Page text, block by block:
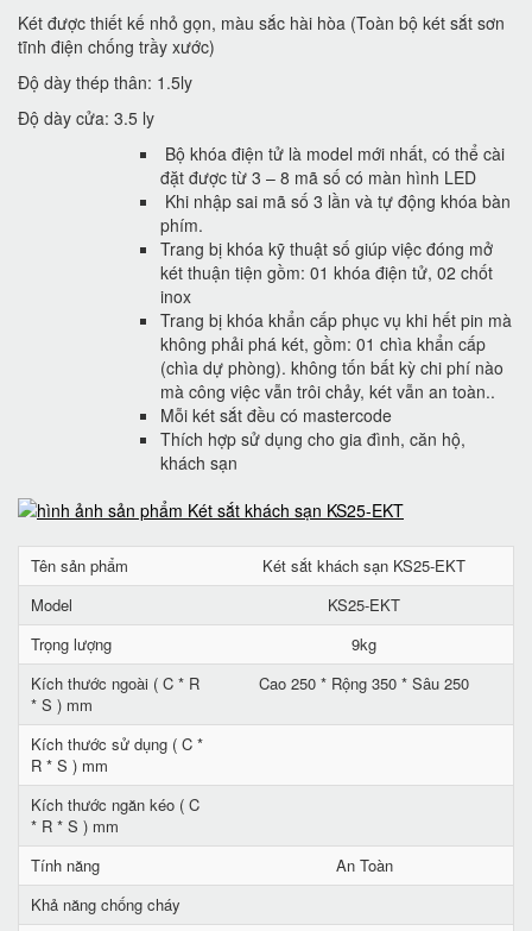
Két được thiết kế nhỏ gọn, màu sắc hài hòa (Toàn bộ két sắt sơn
tĩnh điện chống trầy xước)
Độ dày thép thân: 1.5ly
Độ dày cửa: 3.5 ly
Bộ khóa điện tử là model mới nhất, có thể cài
đặt được từ 3 – 8 mã số có màn hình LED
Khi nhập sai mã số 3 lần và tự động khóa bàn
phím.
Trang bị khóa kỹ thuật số giúp việc đóng mở
két thuận tiện gồm: 01 khóa điện tử, 02 chốt
inox
Trang bị khóa khẩn cấp phục vụ khi hết pin mà
không phải phá két, gồm: 01 chìa khẩn cấp
(chìa dự phòng). không tốn bất kỳ chi phí nào
mà công việc vẫn trôi chảy, két vẫn an toàn..
Mỗi két sắt đều có mastercode
Thích hợp sử dụng cho gia đình, căn hộ,
khách sạn
Tên sản phẩm
Két sắt khách sạn KS25-EKT
Model
KS25-EKT
Trọng lượng
9kg
Kích thước ngoài ( C * R
* S ) mm
Cao 250 * Rộng 350 * Sâu 250
Kích thước sử dụng ( C *
R * S ) mm
Kích thước ngăn kéo ( C
* R * S ) mm
Tính năng
An Toàn
Khả năng chống cháy